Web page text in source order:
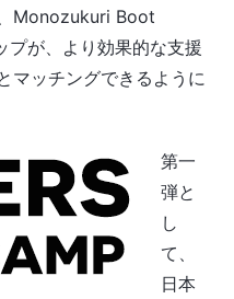
Monozukuri Boot
プが、より効果的な支援
マッチングできるように
第一
弾と
し
て、
日本